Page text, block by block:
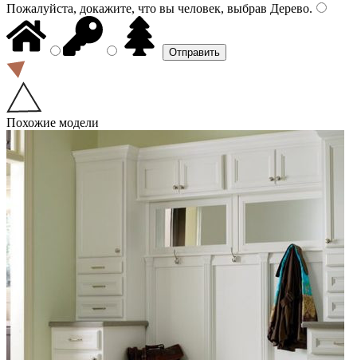
Пожалуйста, докажите, что вы человек, выбрав Дерево.
Похожие модели